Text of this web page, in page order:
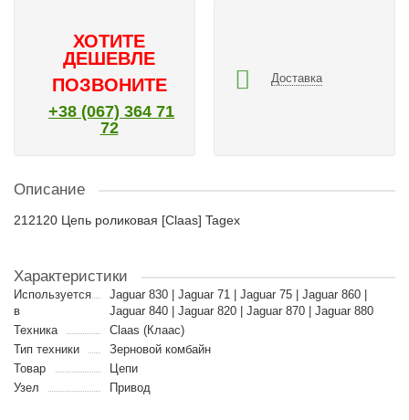
ХОТИТЕ
ДЕШЕВЛЕ
ПОЗВОНИТЕ
+38 (067) 364 71
72
Доставка
Описание
212120 Цепь роликовая [Claas] Tagex
Характеристики
Используется
в
Jaguar 830 | Jaguar 71 | Jaguar 75 | Jaguar 860 |
Jaguar 840 | Jaguar 820 | Jaguar 870 | Jaguar 880
Техника
Claas (Клаас)
Тип техники
Зерновой комбайн
Товар
Цепи
Узел
Привод